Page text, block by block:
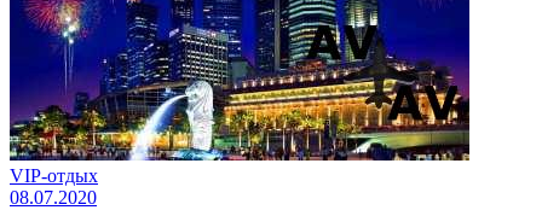
VIP-отдых
08.07.2020